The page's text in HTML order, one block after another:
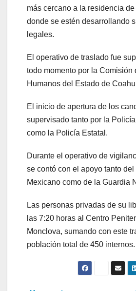
más cercano a la residencia
donde se estén desarrollando
legales.
El operativo de traslado fue
todo momento por la Comisión
Humanos del Estado de
El inicio de apertura de los
supervisado tanto por la
como la Policía Estatal.
Durante el operativo de
se contó con el apoyo tanto
Mexicano como de la Guardia
Las personas privadas de su
las 7:20 horas al Centro
Monclova, sumando con este
población total de 450 internos.